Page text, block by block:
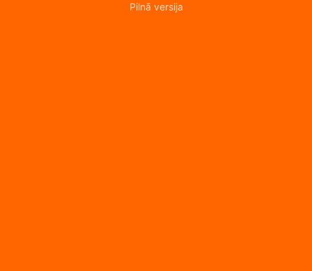
Pilnā versija